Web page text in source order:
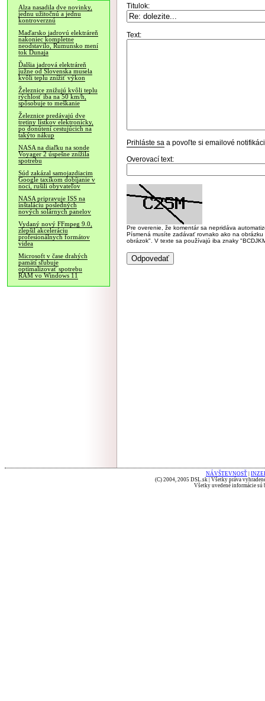
Alza nasadila dve novinky,
jednu užitočnú a jednu
kontroverznú
Maďarsko jadrovú elektráreň
nakoniec kompletne
neodstavilo, Rumunsko mení
tok Dunaja
Ďalšia jadrová elektráreň
južne od Slovenska musela
kvôli teplu znížiť výkon
Železnice znižujú kvôli teplu
rýchlosť iba na 50 km/h,
spôsobuje to meškanie
Železnice predávajú dve
tretiny lístkov elektronicky,
po donútení cestujúcich na
takýto nákup
NASA na diaľku na sonde
Voyager 2 úspešne znížila
spotrebu
Súd zakázal samojazdiacim
Google taxíkom dobíjanie v
noci, rušili obyvateľov
NASA pripravuje ISS na
inštaláciu posledných
nových solárnych panelov
Vydaný nový FFmpeg 9.0,
zlepšil akceleráciu
profesionálnych formátov
videa
Microsoft v čase drahých
pamätí sľubuje
optimalizovať spotrebu
RAM vo Windows 11
Titulok:
Text:
Prihláste sa a povoľte si emailové
Overovací text:
Pre overenie, že komentár sa nepridáva
Písmená musíte zadávať rovnako ako na
obrázok". V texte sa používajú iba znaky
NÁVŠTEVNOSŤ
(C) 2004, 2005 DSL.sk | Všetky práva
Všetky uvedené informácie sú